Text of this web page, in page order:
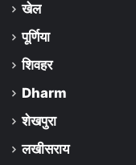
खेल
पूर्णिया
शिवहर
Dharm
शेखपुरा
लखीसराय